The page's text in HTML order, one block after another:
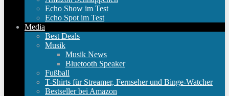
Echo Show im Test
Echo Spot im Test
Media
Best Deals
Musik
Musik News
Bluetooth Speaker
Fußball
T-Shirts für Streamer, Fernseher und Binge-Watcher
Bestseller bei Amazon